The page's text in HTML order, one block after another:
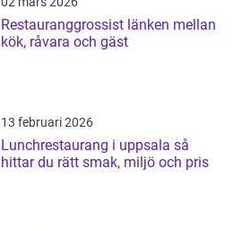
Restauranggrossist länken mellan
kök, råvara och gäst
13 februari 2026
Lunchrestaurang i uppsala så
hittar du rätt smak, miljö och pris